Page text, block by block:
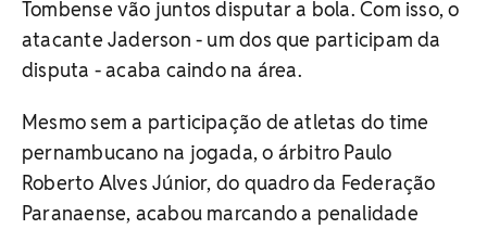
Tombense vão juntos disputar a bola. Com isso, o
atacante Jaderson - um dos que participam da
disputa - acaba caindo na área.
Mesmo sem a participação de atletas do time
pernambucano na jogada, o árbitro Paulo
Roberto Alves Júnior, do quadro da Federação
Paranaense, acabou marcando a penalidade